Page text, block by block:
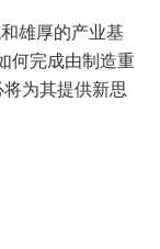
雄厚的产业基
何完成由制造重
为其提供新思